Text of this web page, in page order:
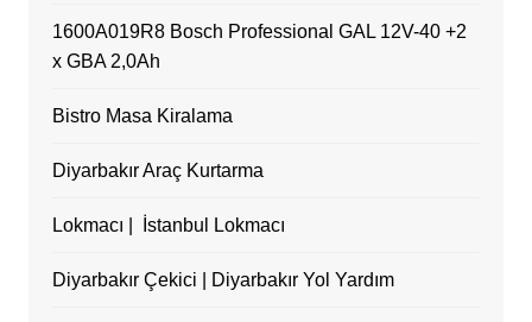
1600A019R8 Bosch Professional GAL 12V-40 +2
x GBA 2,0Ah
Bistro Masa Kiralama
Diyarbakır Araç Kurtarma
Lokmacı | İstanbul Lokmacı
Diyarbakır Çekici | Diyarbakır Yol Yardım